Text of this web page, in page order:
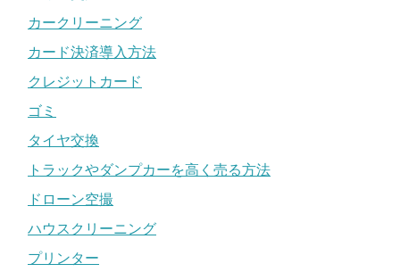
カークリーニング
カード決済導入方法
クレジットカード
ゴミ
タイヤ交換
トラックやダンプカーを高く売る方法
ドローン空撮
ハウスクリーニング
プリンター